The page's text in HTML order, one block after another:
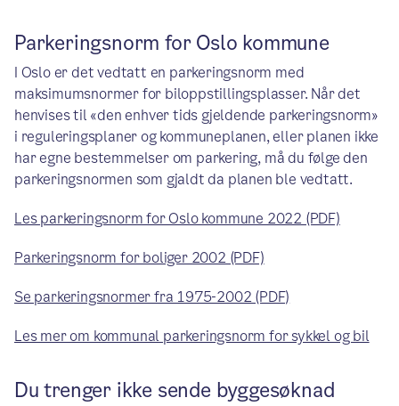
Parkeringsnorm for Oslo kommune
I Oslo er det vedtatt en parkeringsnorm med
maksimumsnormer for biloppstillingsplasser. Når det
henvises til «den enhver tids gjeldende parkeringsnorm»
i reguleringsplaner og kommuneplanen, eller planen ikke
har egne bestemmelser om parkering, må du følge den
parkeringsnormen som gjaldt da planen ble vedtatt.
Les parkeringsnorm for Oslo kommune 2022 (PDF)
Parkeringsnorm for boliger 2002 (PDF)
Se parkeringsnormer fra 1975-2002 (PDF)
Les mer om kommunal parkeringsnorm for sykkel og bil
Du trenger ikke sende byggesøknad